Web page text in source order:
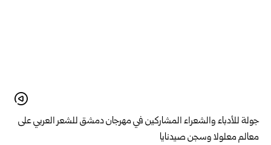
جولة للأدباء والشعراء المشاركين في مهرجان دمشق للشعر العربي على
معالم معلولا وسجن صيدنايا